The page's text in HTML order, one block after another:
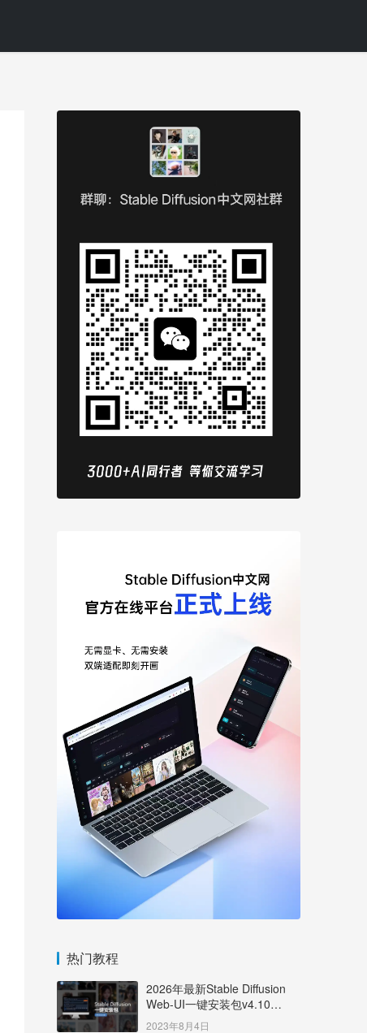
热门教程
2026年最新Stable Diffusion
Web-UI一键安装包v4.10
Windows版【支持50系显卡】
2023年8月4日